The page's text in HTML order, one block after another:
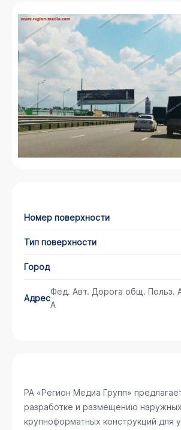
Номер поверхности
Тип поверхности
Город
Адрес
Фед. Авт. Дорога общ. Польз.
А
РА «Регион Медиа Групп»
разработке и размещению наружных
крупноформатных конструкций для